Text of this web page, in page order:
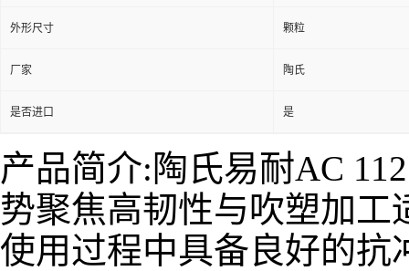
外形尺寸 颗粒
厂家 陶氏
是否进口 是
产品简介:陶氏易耐AC
势聚焦高韧性与吹塑加工
使用过程中具备良好的抗